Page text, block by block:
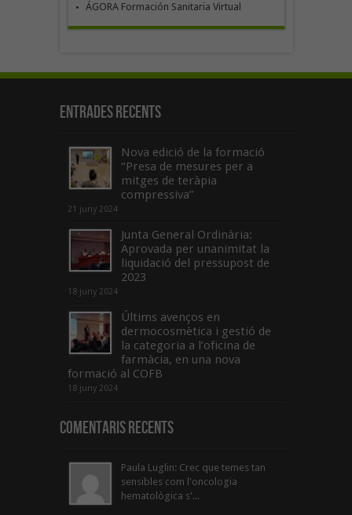
ÁGORA Formación Sanitaria Virtual
Entrades recents
Nova edició de la formació
“Presa de mesures per a
mitges de teràpia
compressiva”
21 juny 2024
Junta General Ordinària:
Aprovada per unanimitat la
liquidació del pressupost de
2023
18 juny 2024
Últims avenços en
dermocosmètica i gestió de
la categoria a l’oficina de
farmàcia, en una nova
formació al COFB
18 juny 2024
Comentaris Recents
Paula Luglin: Crec que temes tan
sensibles com l'oncologia
hematològica s'...